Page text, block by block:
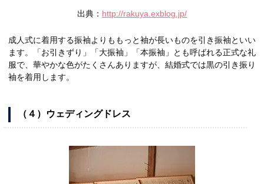
出典： http://rakuya.exblog.jp/
成人式に着用する振袖よりももっと袖が長いものを引き振袖といい
ます。「お引きずり」「大振袖」「本振袖」とも呼ばれる正式な礼
服で、華やかな色がたくさんありますが、結婚式では黒の引き振り
袖を着用します。
（４）ウェディングドレス